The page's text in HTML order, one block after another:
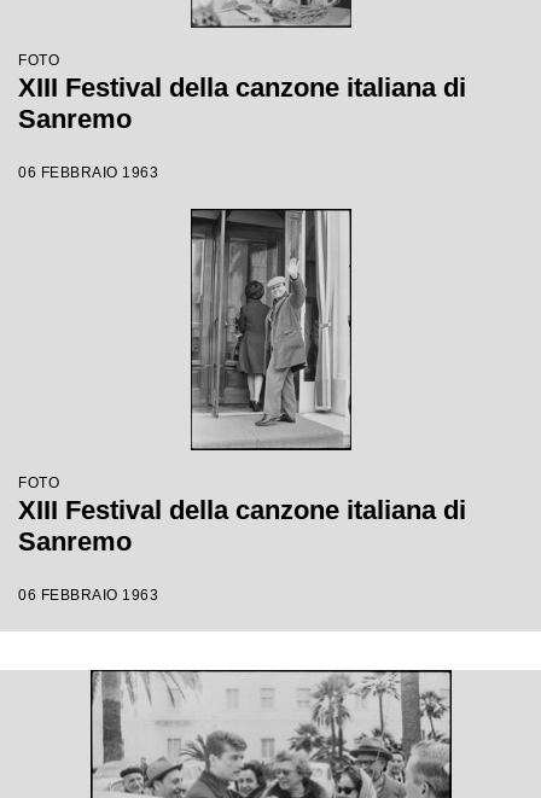
FOTO
XIII Festival della canzone italiana di
Sanremo
06 FEBBRAIO 1963
FOTO
XIII Festival della canzone italiana di
Sanremo
06 FEBBRAIO 1963